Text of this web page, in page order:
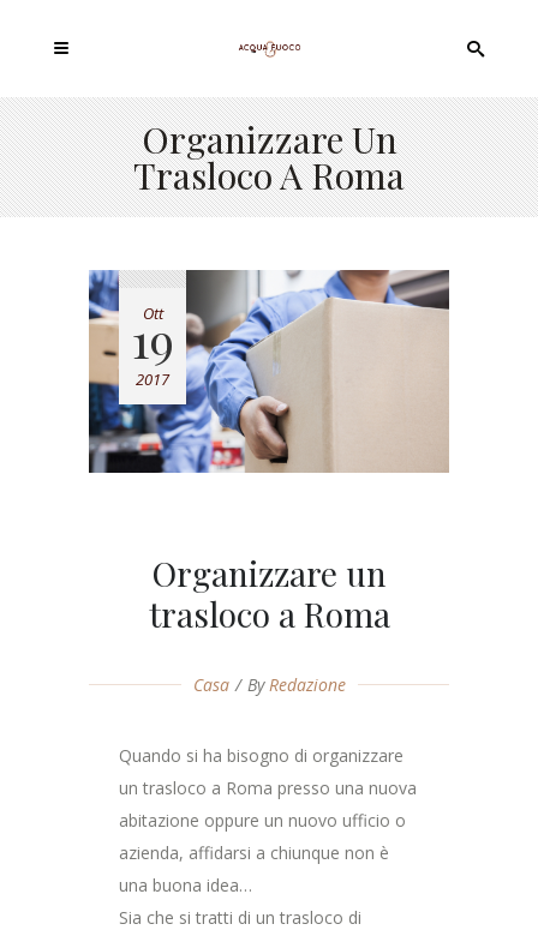
Organizzare Un
Trasloco A Roma
Ott
19
2017
Organizzare un
trasloco a Roma
Casa By Redazione
Quando si ha bisogno di organizzare
un trasloco a Roma presso una nuova
abitazione oppure un nuovo ufficio o
azienda, affidarsi a chiunque non è
una buona idea…
Sia che si tratti di un trasloco di